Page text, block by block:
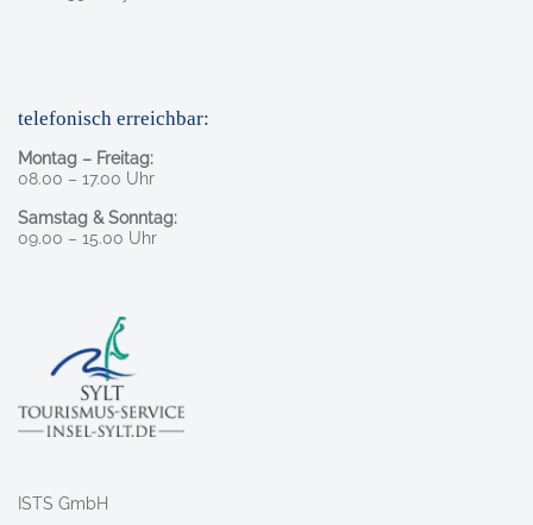
telefonisch erreichbar:
Montag – Freitag:
08.00 – 17.00 Uhr
Samstag & Sonntag:
09.00 – 15.00 Uhr
ISTS GmbH